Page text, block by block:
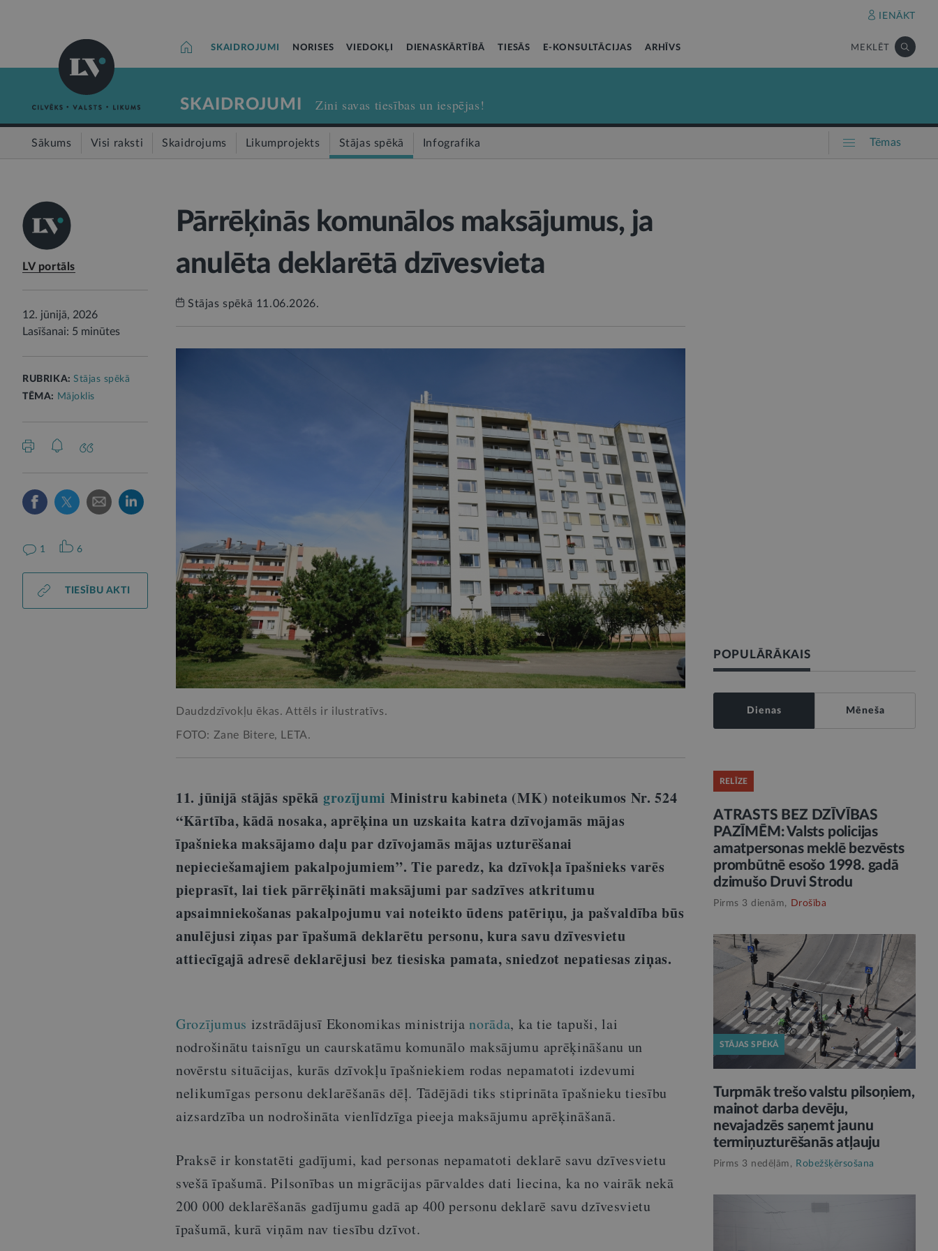
IENĀKT
SKAIDROJUMI NORISES VIEDOKĻI DIENASKĀRTĪBĀ TIESĀS E-KONSULTĀCIJAS ARHĪVS MEKLĒT
SKAIDROJUMI Zini savas tiesības un iespējas!
Sākums Visi raksti Skaidrojums Likumprojekts Stājas spēkā Infografika Tēmas
LV portāls
12. jūnijā, 2026
Lasīšanai: 5 minūtes
RUBRIKA:Stājas spēkā
TĒMA: Mājoklis
1 6
TIESĪBU AKTI
Pārrēķinās komunālos maksājumus, ja
anulēta deklarētā dzīvesvieta
Stājas spēkā 11.06.2026.
Daudzdzīvokļu ēkas. Attēls ir ilustratīvs.
FOTO: Zane Bitere, LETA.
11. jūnijā stājās spēkā grozījumi Ministru kabineta (MK) noteikumos Nr. 524
“Kārtība, kādā nosaka, aprēķina un uzskaita katra dzīvojamās mājas
īpašnieka maksājamo daļu par dzīvojamās mājas uzturēšanai
nepieciešamajiem pakalpojumiem”. Tie paredz, ka dzīvokļa īpašnieks varēs
pieprasīt, lai tiek pārrēķināti maksājumi par sadzīves atkritumu
apsaimniekošanas pakalpojumu vai noteikto ūdens patēriņu, ja pašvaldība būs
anulējusi ziņas par īpašumā deklarētu personu, kura savu dzīvesvietu
attiecīgajā adresē deklarējusi bez tiesiska pamata, sniedzot nepatiesas ziņas.
Grozījumus izstrādājusī Ekonomikas ministrijanorāda, ka tie tapuši, lai
nodrošinātu taisnīgu un caurskatāmu komunālo maksājumu aprēķināšanu un
novērstu situācijas, kurās dzīvokļu īpašniekiem rodas nepamatoti izdevumi
nelikumīgas personu deklarēšanās dēļ. Tādējādi tiks stiprināta īpašnieku tiesību
aizsardzība un nodrošināta vienlīdzīga pieeja maksājumu aprēķināšanā.
Praksē ir konstatēti gadījumi, kad personas nepamatoti deklarē savu dzīvesvietu
svešā īpašumā. Pilsonības un migrācijas pārvaldes dati liecina, ka no vairāk nekā
200 000 deklarēšanās gadījumu gadā ap 400 personu deklarē savu dzīvesvietu
īpašumā, kurā viņām nav tiesību dzīvot.
POPULĀRĀKAIS
Dienas Mēneša
RELĪZE
ATRASTS BEZ DZĪVĪBAS
PAZĪMĒM: Valsts policijas
amatpersonas meklē bezvēsts
prombūtnē esošo 1998. gadā
dzimušo Druvi Strodu
Pirms 3 dienām, Drošība
STĀJAS SPĒKĀ
Turpmāk trešo valstu pilsoņiem,
mainot darba devēju,
nevajadzēs saņemt jaunu
termiņuzturēšanās atļauju
Pirms 3 nedēļām, Robežšķērsošana